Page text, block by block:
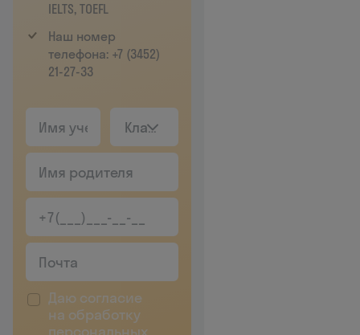
IELTS, TOEFL
Наш номер
телефона: +7 (3452)
21‑27‑33
Класс
Даю согласие
на обработку